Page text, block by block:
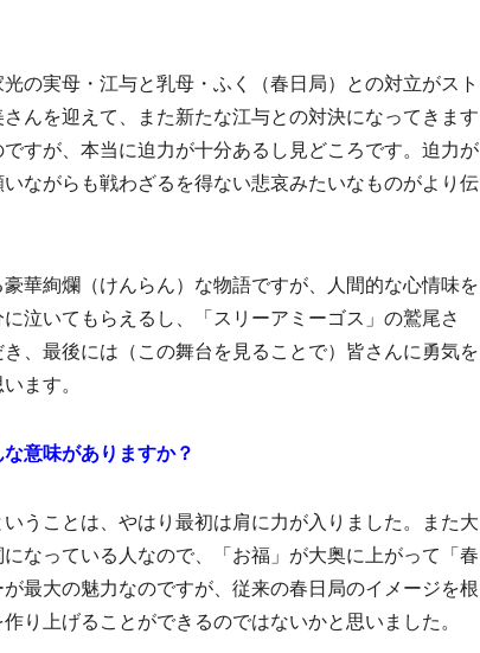
実母・江与と乳母・ふく（春日局）との対立がスト
んを迎えて、また新たな江与との対決になってきます
すが、本当に迫力が十分あるし見どころです。迫力が
ながらも戦わざるを得ない悲哀みたいなものがより伝
絢爛（けんらん）な物語ですが、人間的な心情味を
泣いてもらえるし、「スリーアミーゴス」の鷲尾さ
、最後には（この舞台を見ることで）皆さんに勇気を
ます。
意味がありますか？
うことは、やはり最初は肩に力が入りました。また大
なっている人なので、「お福」が大奥に上がって「春
最大の魅力なのですが、従来の春日局のイメージを根
り上げることができるのではないかと思いました。